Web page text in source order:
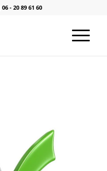
06 - 20 89 61 60